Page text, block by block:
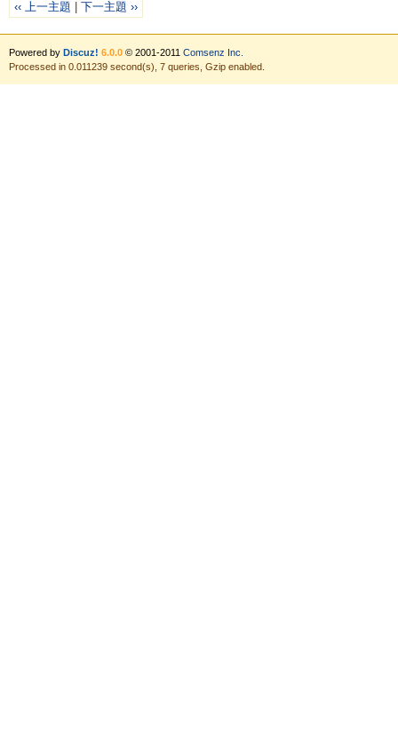
‹‹ 上一主題 下一主題 ››
Powered by Discuz! 6.0.0© 2001-2011 Comsenz Inc.
Processed in 0.011239 second(s), 7 queries, Gzip enabled.